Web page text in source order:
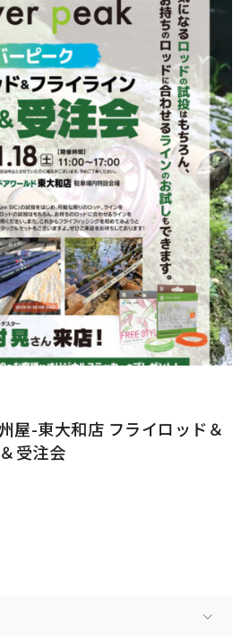
屋-東大和店 フライロッド＆
受注会